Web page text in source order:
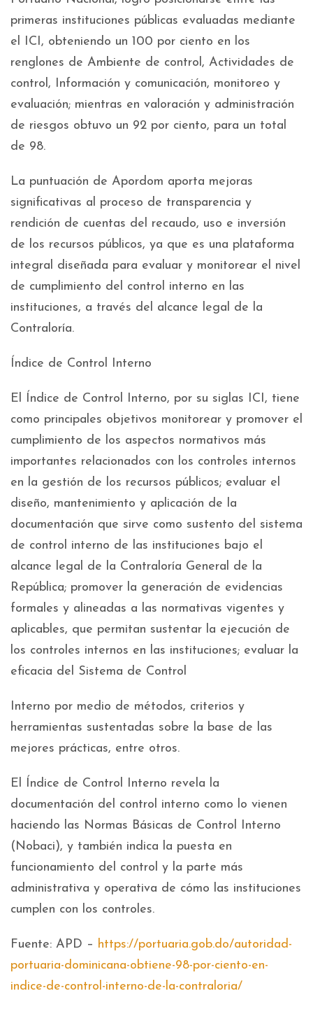
primeras instituciones públicas evaluadas mediante
el ICI, obteniendo un 100 por ciento en los
renglones de Ambiente de control, Actividades de
control, Información y comunicación, monitoreo y
evaluación; mientras en valoración y administración
de riesgos obtuvo un 92 por ciento, para un total
de 98.
La puntuación de Apordom aporta mejoras
significativas al proceso de transparencia y
rendición de cuentas del recaudo, uso e inversión
de los recursos públicos, ya que es una plataforma
integral diseñada para evaluar y monitorear el nivel
de cumplimiento del control interno en las
instituciones, a través del alcance legal de la
Contraloría.
Índice de Control Interno
El Índice de Control Interno, por su siglas ICI, tiene
como principales objetivos monitorear y promover el
cumplimiento de los aspectos normativos más
importantes relacionados con los controles internos
en la gestión de los recursos públicos; evaluar el
diseño, mantenimiento y aplicación de la
documentación que sirve como sustento del sistema
de control interno de las instituciones bajo el
alcance legal de la Contraloría General de la
República; promover la generación de evidencias
formales y alineadas a las normativas vigentes y
aplicables, que permitan sustentar la ejecución de
los controles internos en las instituciones; evaluar la
eficacia del Sistema de Control
Interno por medio de métodos, criterios y
herramientas sustentadas sobre la base de las
mejores prácticas, entre otros.
El Índice de Control Interno revela la
documentación del control interno como lo vienen
haciendo las Normas Básicas de Control Interno
(Nobaci), y también indica la puesta en
funcionamiento del control y la parte más
administrativa y operativa de cómo las instituciones
cumplen con los controles.
Fuente: APD – https://portuaria.gob.do/autoridad-
portuaria-dominicana-obtiene-98-por-ciento-en-
indice-de-control-interno-de-la-contraloria/